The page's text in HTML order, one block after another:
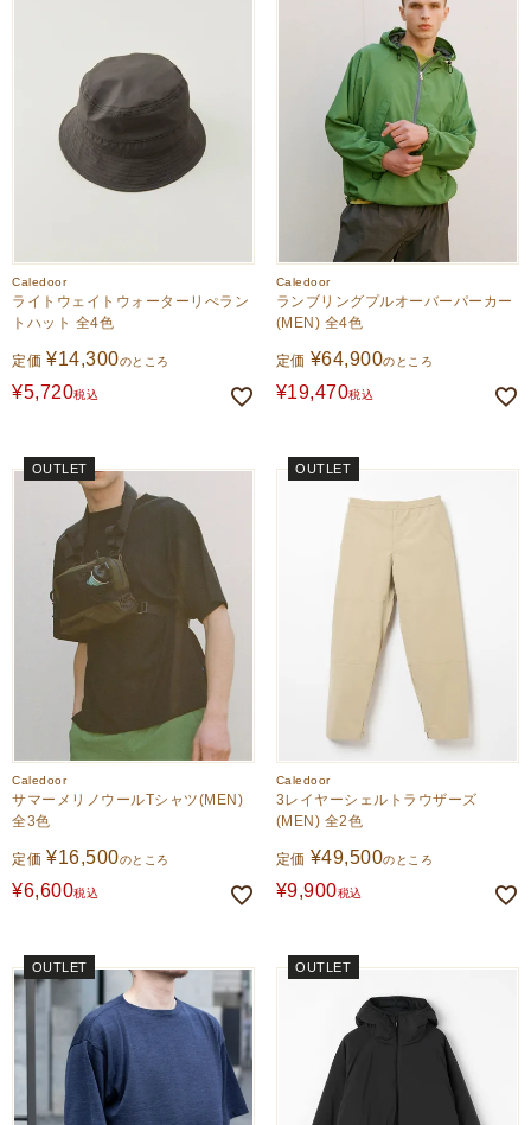
Caledoor
ライトウェイトウォーターリぺラン
トハット 全4色
定価 ¥14,300のところ
¥5,720税込
Caledoor
ランブリングプルオーバーパーカー
(MEN) 全4色
定価 ¥64,900のところ
¥19,470税込
OUTLET
Caledoor
サマーメリノウールTシャツ(MEN)
全3色
定価 ¥16,500のところ
¥6,600税込
OUTLET
Caledoor
3レイヤーシェルトラウザーズ
(MEN) 全2色
定価 ¥49,500のところ
¥9,900税込
OUTLET OUTLET